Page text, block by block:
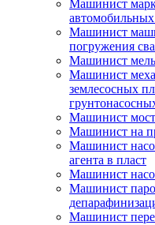
Машинист
Машинист
погружения
Машинист
Машинист
землесосных
Машинист
Машинист на
Машинист
агента в пласт
Машинист
Машинист
Машинист